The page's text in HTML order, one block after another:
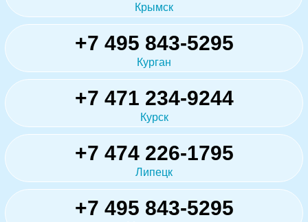
Крымск
+7 495 843-5295
Курган
+7 471 234-9244
Курск
+7 474 226-1795
Липецк
+7 495 843-5295